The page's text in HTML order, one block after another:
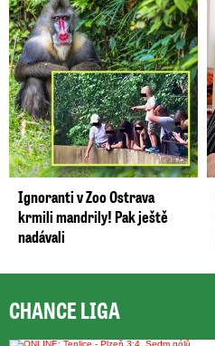
Ignoranti v Zoo Ostrava
krmili mandrily! Pak ještě
nadávali
CHANCE LIGA